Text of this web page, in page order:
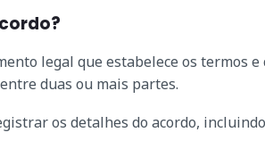
legal que estabelece os termos
duas ou mais partes.
os detalhes do acordo,